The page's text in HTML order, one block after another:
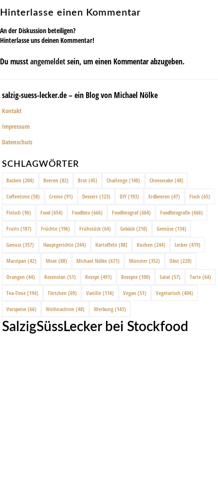
Hinterlasse einen Kommentar
An der Diskussion beteiligen?
Hinterlasse uns deinen Kommentar!
Du musstangemeldetsein, um einen Kommentar abzugeben.
salzig-suess-lecker.de – ein Blog von Michael Nölke
Kontakt
Impressum
Datenschutz
SCHLAGWÖRTER
Backen (204) Beeren (82) Brot (45) Challenge (140) Cheesecake (48)
Coffeetime (58) Creme (91) Dessert (123) DIY (193) Erdbeeren (47) Fisch (65)
Fleisch (96) Food (654) Foodfoto (666) Foodfotograf(664) Foodfotografie (666)
Fruits (187) Früchte (196) Frühstück (64) Gebäck (210) Gemüse (134)
Genuss (357) Hauptgerichte (244) Kartoffeln (88) Kuchen (244) Lecker (419)
Marzipan (42) Meat (88) Michael Nölke (671) Münster (352) Obst (220)
Orangen (44) Rezension (51) Rezept (491) Rezepte (100) Salat (57) Tarte (64)
Tea-Time (194) Törtchen (69) Vanille (114) Vegan (51) Vegetarisch (404)
Vorspeise (66) Weihnachten (48) Werbung (143)
SalzigSüssLecker bei Stockfood